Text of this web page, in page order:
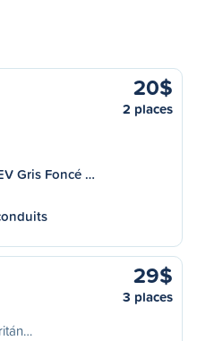
20$
2 places
Gris Foncé …
29$
3 places